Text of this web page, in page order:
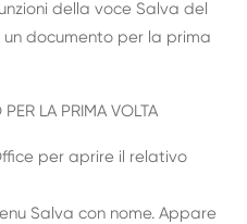
della voce Salva del
un documento per la prima
LA PRIMA VOLTA
per aprire il relativo
Salva con nome. Appare